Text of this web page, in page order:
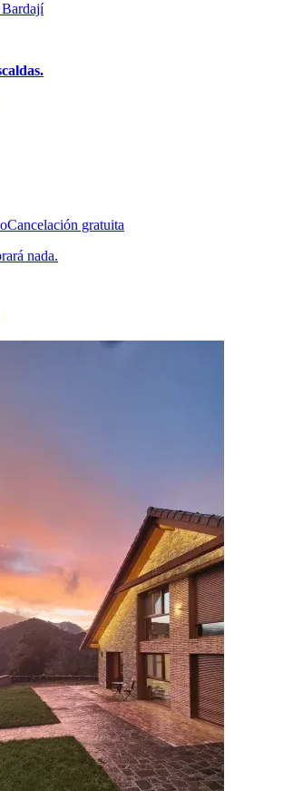
Bardají
Cancelación gratuita
nada.